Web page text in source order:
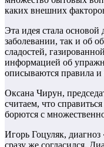
каких внешних
Эта идея стала
заболевании, так и об
сладостей,
информацией об
описываются правила и
Оксана Чирун,
считаем, что
борются с
Игорь Гоцуляк,
сразу же согласился.